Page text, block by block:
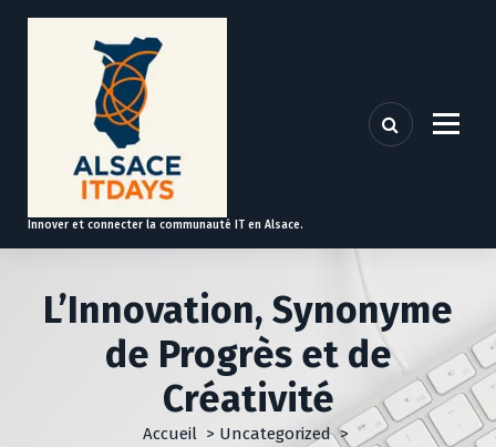
t
Innover et connecter la communauté IT en Alsace.
L’Innovation, Synonyme
de Progrès et de
Créativité
Accueil > Uncategorized>